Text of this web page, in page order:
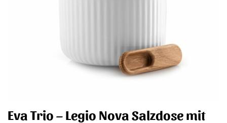
Eva Trio – Legio Nova Salzdose mit